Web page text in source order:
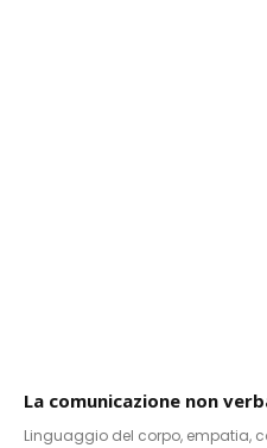
La comunicazione non
Linguaggio del corpo, empatia,